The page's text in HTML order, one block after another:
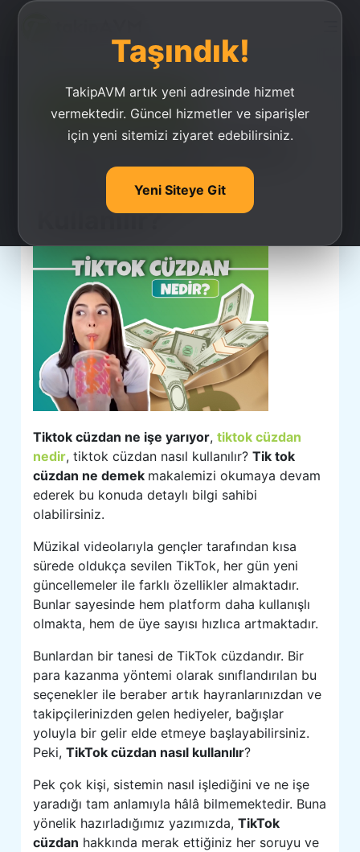
Taşındık!
TakipAVM artık yeni adresinde hizmet
vermektedir. Güncel hizmetler ve siparişler
için yeni sitemizi ziyaret edebilirsiniz.
Yeni Siteye Git
Ucuz Takipçi Satın Al
Tiktok Cüzdan Nedir,
Cüzdan Nasıl
Kullanılır?
Tiktok cüzdan ne işe yarıyor,tiktok cüzdan
nedir, tiktok cüzdan nasıl kullanılır?Tik tok
cüzdan ne demek makalemizi okumaya devam
ederek bu konuda detaylı bilgi sahibi
olabilirsiniz.
Müzikal videolarıyla gençler tarafından kısa
sürede oldukça sevilen TikTok, her gün yeni
güncellemeler ile farklı özellikler almaktadır.
Bunlar sayesinde hem platform daha kullanışlı
olmakta, hem de üye sayısı hızlıca artmaktadır.
Bunlardan bir tanesi de TikTok cüzdandır. Bir
para kazanma yöntemi olarak sınıflandırılan bu
seçenekler ile beraber artık hayranlarınızdan ve
takipçilerinizden gelen hediyeler, bağışlar
yoluyla bir gelir elde etmeye başlayabilirsiniz.
Peki,TikTok cüzdan nasıl kullanılır?
Pek çok kişi, sistemin nasıl işlediğini ve ne işe
yaradığı tam anlamıyla hâlâ bilmemektedir. Buna
yönelik hazırladığımız yazımızda,TikTok
cüzdan hakkında merak ettiğiniz her soruyu ve